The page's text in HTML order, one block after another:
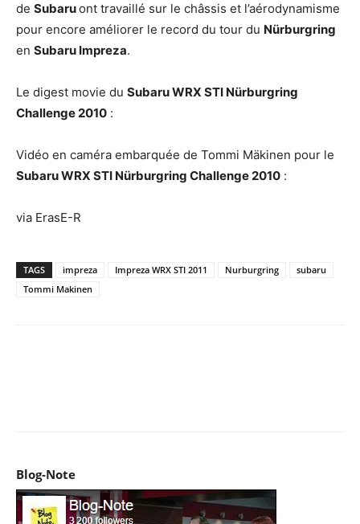
de Subaruont travaillé sur le châssis et l’aérodynamisme
pour encore améliorer le record du tour du Nürburgring
en Subaru Impreza.
Le digest movie du Subaru WRX STI Nürburgring
Challenge 2010 :
Vidéo en caméra embarquée de Tommi Mäkinen pour le
Subaru WRX STI Nürburgring Challenge 2010 :
via ErasE-R
TAGS impreza Impreza WRX STI 2011 Nurburgring
subaru
Tommi Makinen
Blog-Note